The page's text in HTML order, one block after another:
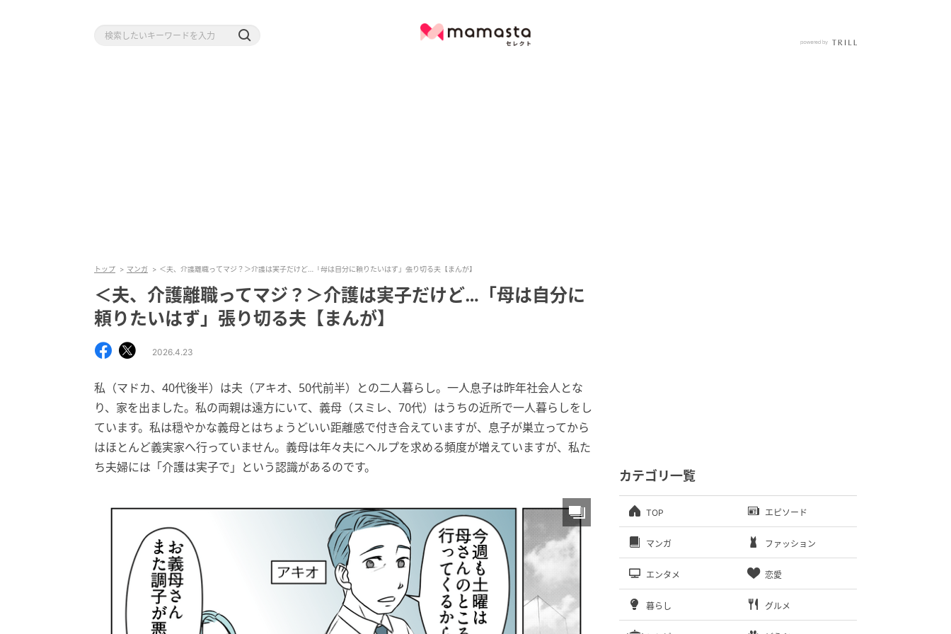
トップ マンガ ＜夫、介護離職ってマジ？＞介護は実子だけど…「母は自分に頼りたいはず」張り切る夫【まんが】
＜夫、介護離職ってマジ？＞介護は実子だけど…「母は自分に
頼りたいはず」張り切る夫【まんが】
2026.4.23
私（マドカ、40代後半）は夫（アキオ、50代前半）との二人暮らし。一人息子は昨年社会人とな
り、家を出ました。私の両親は遠方にいて、義母（スミレ、70代）はうちの近所で一人暮らしをし
ています。私は穏やかな義母とはちょうどいい距離感で付き合えていますが、息子が巣立ってから
はほとんど義実家へ行っていません。義母は年々夫にヘルプを求める頻度が増えていますが、私た
ち夫婦には「介護は実子で」という認識があるのです。
カテゴリ一覧
TOP エピソード
マンガ ファッション
エンタメ 恋愛
暮らし グルメ